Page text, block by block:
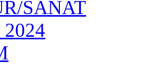
SANAT